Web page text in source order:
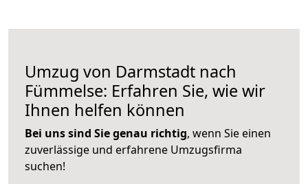
Umzug von Darmstadt nach
Fümmelse: Erfahren Sie, wie wir
Ihnen helfen können
Bei uns sind Sie genau richtig, wenn Sie einen
zuverlässige und erfahrene Umzugsfirma
suchen!